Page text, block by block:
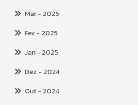
Mar- 2025
Fev- 2025
Jan- 2025
Dez - 2024
Out- 2024